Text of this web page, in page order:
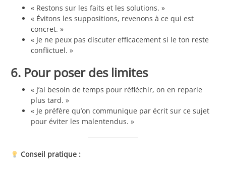
« Restons sur les faits et les solutions. »
« Évitons les suppositions, revenons à ce qui est
concret. »
« Je ne peux pas discuter efficacement si le ton reste
conflictuel. »
6. Pour poser des limites
« J’ai besoin de temps pour réfléchir, on en reparle
plus tard. »
« Je préfère qu’on communique par écrit sur ce sujet
pour éviter les malentendus. »
Conseil pratique :